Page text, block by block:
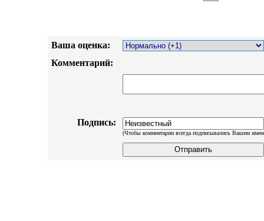
Ваша оценка:
Комментарий:
Подпись:
(Чтобы комментарии всегда подписывались Вашим